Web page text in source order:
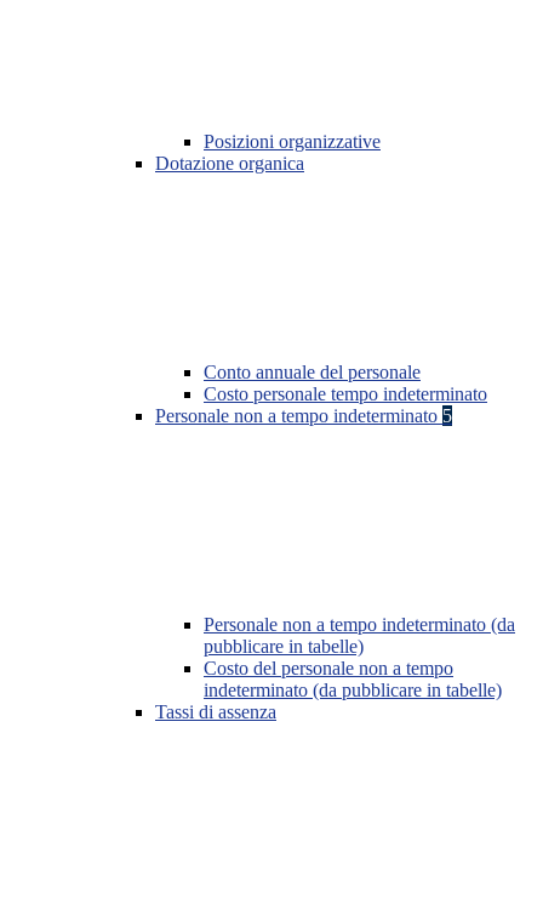
Posizioni organizzative
Dotazione organica
Conto annuale del personale
Costo personale tempo indeterminato
Personale non a tempo indeterminato 5
Personale non a tempo indeterminato (da
pubblicare in tabelle)
Costo del personale non a tempo
indeterminato (da pubblicare in tabelle)
Tassi di assenza